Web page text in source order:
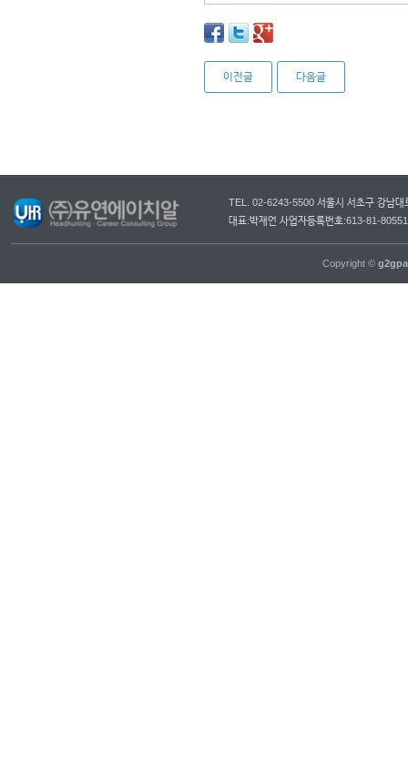
이전글 다음글
TEL. 02-6243-5500 서울시 서초구 강남대
대표:박재언 사업자등록번호:613-81-
Copyright ©